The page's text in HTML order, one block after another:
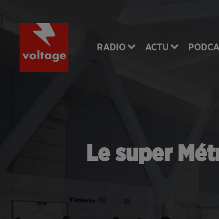
RADIO ACTU
Le super